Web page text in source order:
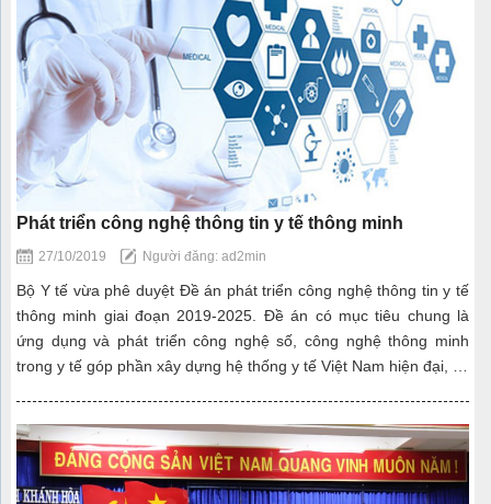
Phát triển công nghệ thông tin y tế thông minh
27/10/2019 Người đăng: ad2min
Bộ Y tế vừa phê duyệt Đề án phát triển công nghệ thông tin y tế
thông minh giai đoạn 2019-2025. Đề án có mục tiêu chung là
ứng dụng và phát triển công nghệ số, công nghệ thông minh
trong y tế góp phần xây dựng hệ thống y tế Việt Nam hiện đại, …